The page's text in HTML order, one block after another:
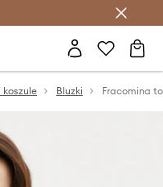
Club >
koszule Bluzki Fracomina